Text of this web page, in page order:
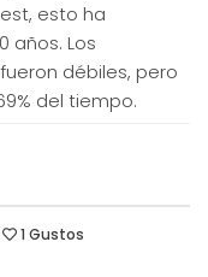
esto ha
años. Los
débiles, pero
del tiempo.
1 Gustos